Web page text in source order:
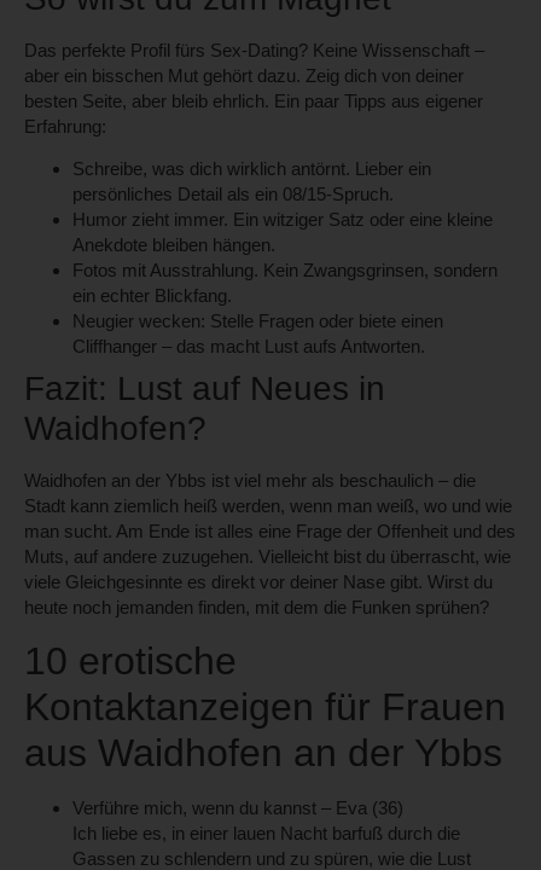
Das perfekte Profil fürs Sex-Dating? Keine Wissenschaft –
aber ein bisschen Mut gehört dazu. Zeig dich von deiner
besten Seite, aber bleib ehrlich. Ein paar Tipps aus eigener
Erfahrung:
Schreibe, was dich wirklich antörnt. Lieber ein
persönliches Detail als ein 08/15-Spruch.
Humor zieht immer. Ein witziger Satz oder eine kleine
Anekdote bleiben hängen.
Fotos mit Ausstrahlung. Kein Zwangsgrinsen, sondern
ein echter Blickfang.
Neugier wecken: Stelle Fragen oder biete einen
Cliffhanger – das macht Lust aufs Antworten.
Fazit: Lust auf Neues in
Waidhofen?
Waidhofen an der Ybbs ist viel mehr als beschaulich – die
Stadt kann ziemlich heiß werden, wenn man weiß, wo und wie
man sucht. Am Ende ist alles eine Frage der Offenheit und des
Muts, auf andere zuzugehen. Vielleicht bist du überrascht, wie
viele Gleichgesinnte es direkt vor deiner Nase gibt. Wirst du
heute noch jemanden finden, mit dem die Funken sprühen?
10 erotische
Kontaktanzeigen für Frauen
aus Waidhofen an der Ybbs
Verführe mich, wenn du kannst – Eva (36)
Ich liebe es, in einer lauen Nacht barfuß durch die
Gassen zu schlendern und zu spüren, wie die Lust